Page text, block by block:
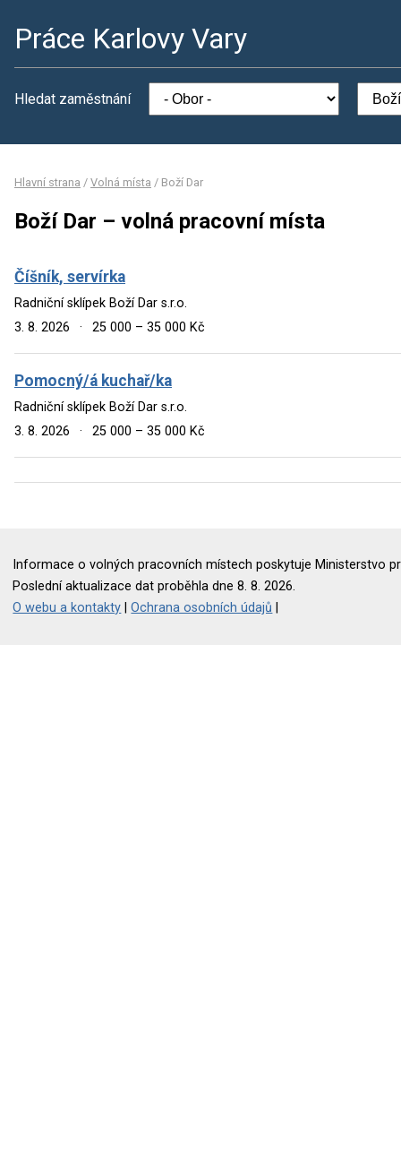
Práce Karlovy Vary
Hledat zaměstnání
Hlavní strana / Volná místa / Boží Dar
Boží Dar – volná pracovní místa
Číšník, servírka
Radniční sklípek Boží Dar s.r.o.
3. 8. 2026
· 25 000 – 35 000 Kč
Pomocný/á kuchař/ka
Radniční sklípek Boží Dar s.r.o.
3. 8. 2026
· 25 000 – 35 000 Kč
Informace o volných pracovních místech poskytuje Ministerstvo
Poslední aktualizace dat proběhla dne 8. 8. 2026.
O webu a kontakty |Ochrana osobních údajů